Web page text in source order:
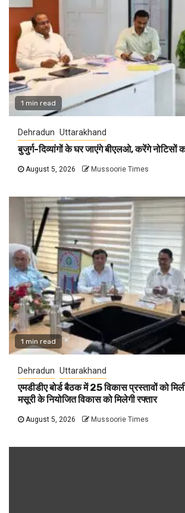
1 min read
Dehradun Uttarakhand
बुजुर्ग-दिव्यांगों के घर जाएंगे बीएलओ, करेंगे नोटिसों
August 5, 2026 Mussoorie Times
1 min read
Dehradun Uttarakhand
एमडीडीए बोर्ड बैठक में 25 विकास प्रस्तावों को
मसूरी के नियोजित विकास को मिलेगी रफ्तार
August 5, 2026 Mussoorie Times